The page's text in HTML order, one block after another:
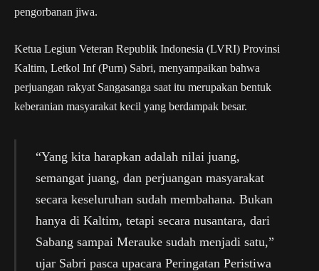
pengorbanan jiwa.
Ketua Legiun Veteran Republik Indonesia (LVRI) Provinsi
Kaltim, Letkol Inf (Purn) Sabri, menyampaikan bahwa
perjuangan rakyat Sangasanga saat itu merupakan bentuk
keberanian masyarakat kecil yang berdampak besar.
“Yang kita harapkan adalah nilai juang,
semangat juang, dan perjuangan masyarakat
secara keseluruhan sudah membahana. Bukan
hanya di Kaltim, tetapi secara nusantara, dari
Sabang sampai Merauke sudah menjadi satu,”
ujar Sabri pasca upacara Peringatan Peristiwa